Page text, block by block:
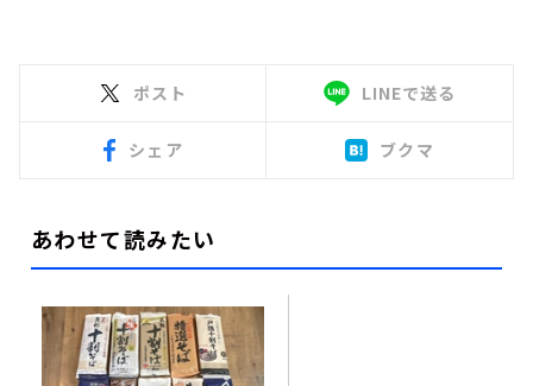
ポスト LINEで送る
シェア ブクマ
あわせて読みたい